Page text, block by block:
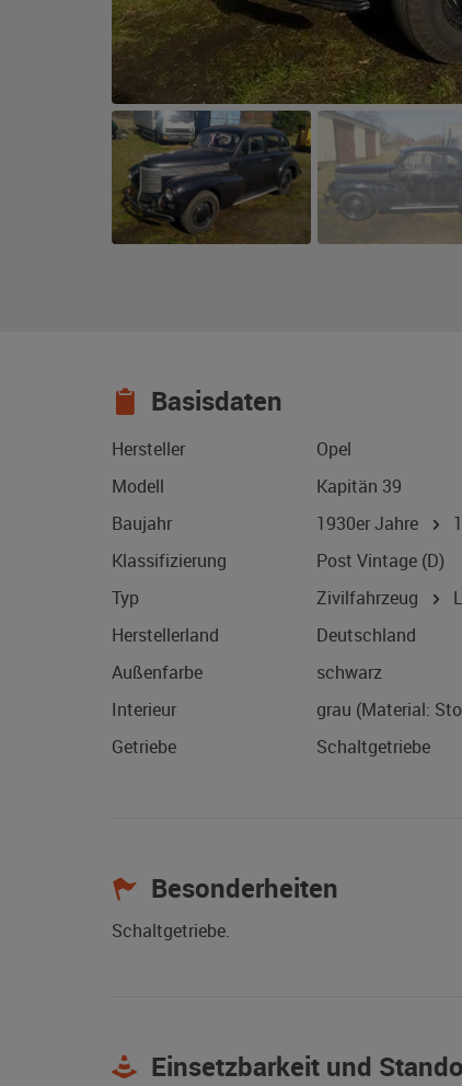
Basisdaten
Hersteller
Opel
Modell
Kapitän 39
Baujahr
1930er Jahre
Klassifizierung
Post Vintage (D)
Typ
Zivilfahrzeug
Herstellerland
Deutschland
Außenfarbe
schwarz
Interieur
grau (Material:
Getriebe
Schaltgetriebe
Besonderheiten
Schaltgetriebe.
Einsetzbarkeit und